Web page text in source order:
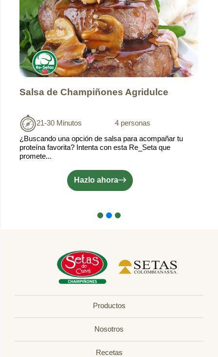
Salsa de Champiñones Agridulce
21-30 Minutos
4 personas
¿Buscando una opción de salsa para acompañar tu
proteína favorita? Intenta con esta Re_Seta que
promete...
Hazlo ahora
Productos
Nosotros
Recetas